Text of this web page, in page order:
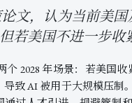
文，认为当前美
若美国不进一步收
个 2028 年场景：若美国
致 AI 被用于大规模压